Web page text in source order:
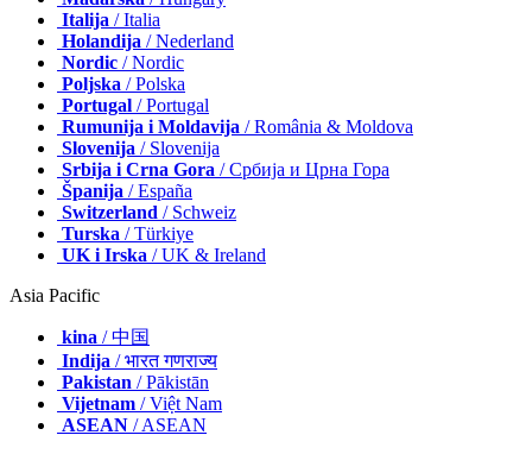
Italija / Italia
Holandija / Nederland
Nordic / Nordic
Poljska / Polska
Portugal / Portugal
Rumunija i Moldavija / România & Moldova
Slovenija / Slovenija
Srbija i Crna Gora / Србија и Црна Гора
Španija / España
Switzerland / Schweiz
Turska / Türkiye
UK i Irska / UK & Ireland
Asia Pacific
kina / 中国
Indija / भारत गणराज्य
Pakistan / Pākistān
Vijetnam / Việt Nam
ASEAN / ASEAN